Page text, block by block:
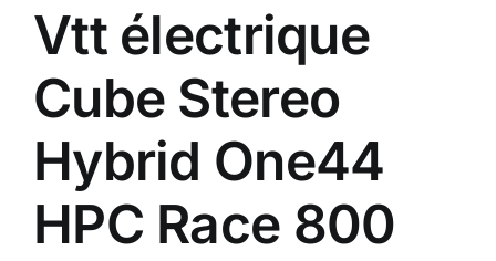
Vtt électrique
Cube Stereo
Hybrid One44
HPC Race 800